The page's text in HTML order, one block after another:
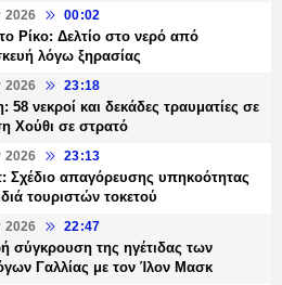
2026 00:02
Ρίκο: Δελτίο στο νερό από
λόγω ξηρασίας
2026 23:18
58 νεκροί και δεκάδες τραυματίες σε
Χούθι σε στρατό
2026 23:13
Σχέδιο απαγόρευσης υπηκοότητας
τουριστών τοκετού
2026 22:47
σύγκρουση της ηγέτιδας των
Γαλλίας με τον Ίλον Μασκ